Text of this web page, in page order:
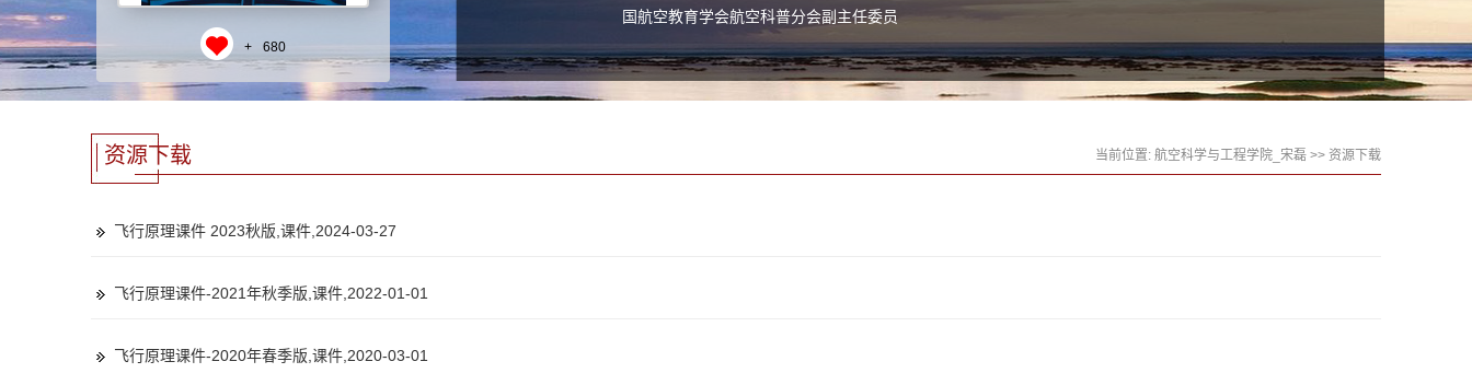
+ 680
国航空教育学会航空科普分会副主任委员
资源下载 当前位置: 航空科学与工程学院_宋磊 >> 资源下载
飞行原理课件 2023秋版,课件,2024-03-27
飞行原理课件-2021年秋季版,课件,2022-01-01
飞行原理课件-2020年春季版,课件,2020-03-01